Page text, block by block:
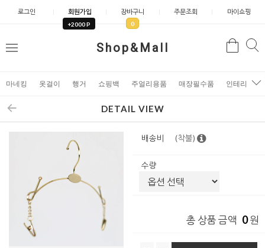
로그인 회원가입
+2000 P
장바구니
0
주문조회 마이쇼핑
Shop&Mall
메
검
마네킹 옷걸이 행거 쇼핑백 주얼리용품 매장필수품 인테리어소
DETAIL VIEW
배송비 (착불)
수량
총 상품 금액 0원